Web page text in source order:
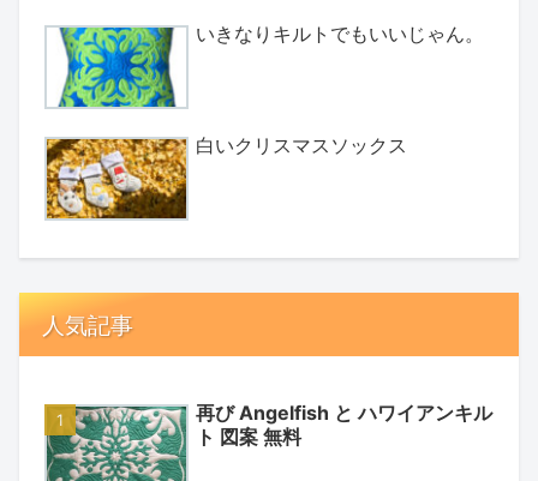
いきなりキルトでもいいじゃん。
白いクリスマスソックス
人気記事
再び Angelfish と ハワイアンキル
ト 図案 無料